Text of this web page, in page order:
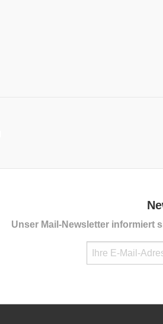
Unser Mail-Newsletter informiert